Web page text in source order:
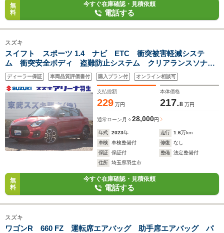
無
料
今すぐ在庫確認・見積依頼
電話する
スズキ
スイフト スポーツ 1.4 ナビ ETC 衝突被害軽減システ
ム 衝突安全ボディ 盗難防止システム クリアランスソナ
ー キーレスエントリー スマートキー レーンアシスト シ
ートヒーター プッシュスタートスイッチ
ディーラー保証 車両品質評価書付 購入プラン付 オンライン相談可
支払総額
229 万円
本体価格
217.8 万円
通常ローン 月々28,000円
年式 2023年 走行 1.6万km
車検
車検整備付 修復
なし
保証
保証付 整備
法定整備付
住所
埼玉県羽生市
無
料
今すぐ在庫確認・見積依頼
電話する
スズキ
ワゴンR 660 FZ 運転席エアバッグ 助手席エアバッグ パ